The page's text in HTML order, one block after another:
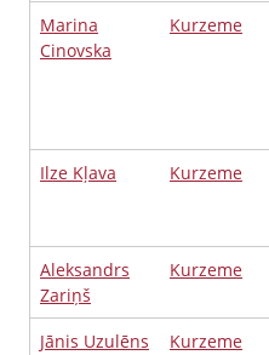
Marina
Cinovska
Kurzeme
Ilze Kļava Kurzeme
Aleksandrs
Zariņš
Kurzeme
Jānis Uzulēns Kurzeme